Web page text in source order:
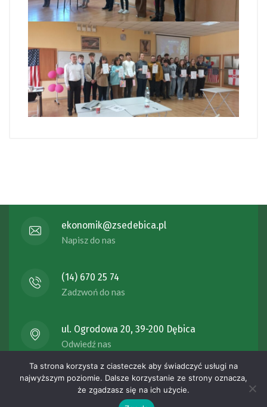
ekonomik@zsedebica.pl
Napisz do nas
(14) 670 25 74
Zadzwoń do nas
ul. Ogrodowa 20, 39-200 Dębica
Odwiedź nas
Copyright 2023 Zespół Szkół Ekonomicznych ul. Ogrodowa 20
39-200 Dębica , All rights reserved.Wykonanie -
Ta strona korzysta z ciasteczek aby świadczyć usługi na
najwyższym poziomie. Dalsze korzystanie ze strony oznacza,
że zgadzasz się na ich użycie.